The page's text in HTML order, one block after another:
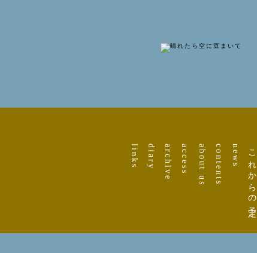
これからの予定
news
contents
about us
access
archive
diary
links